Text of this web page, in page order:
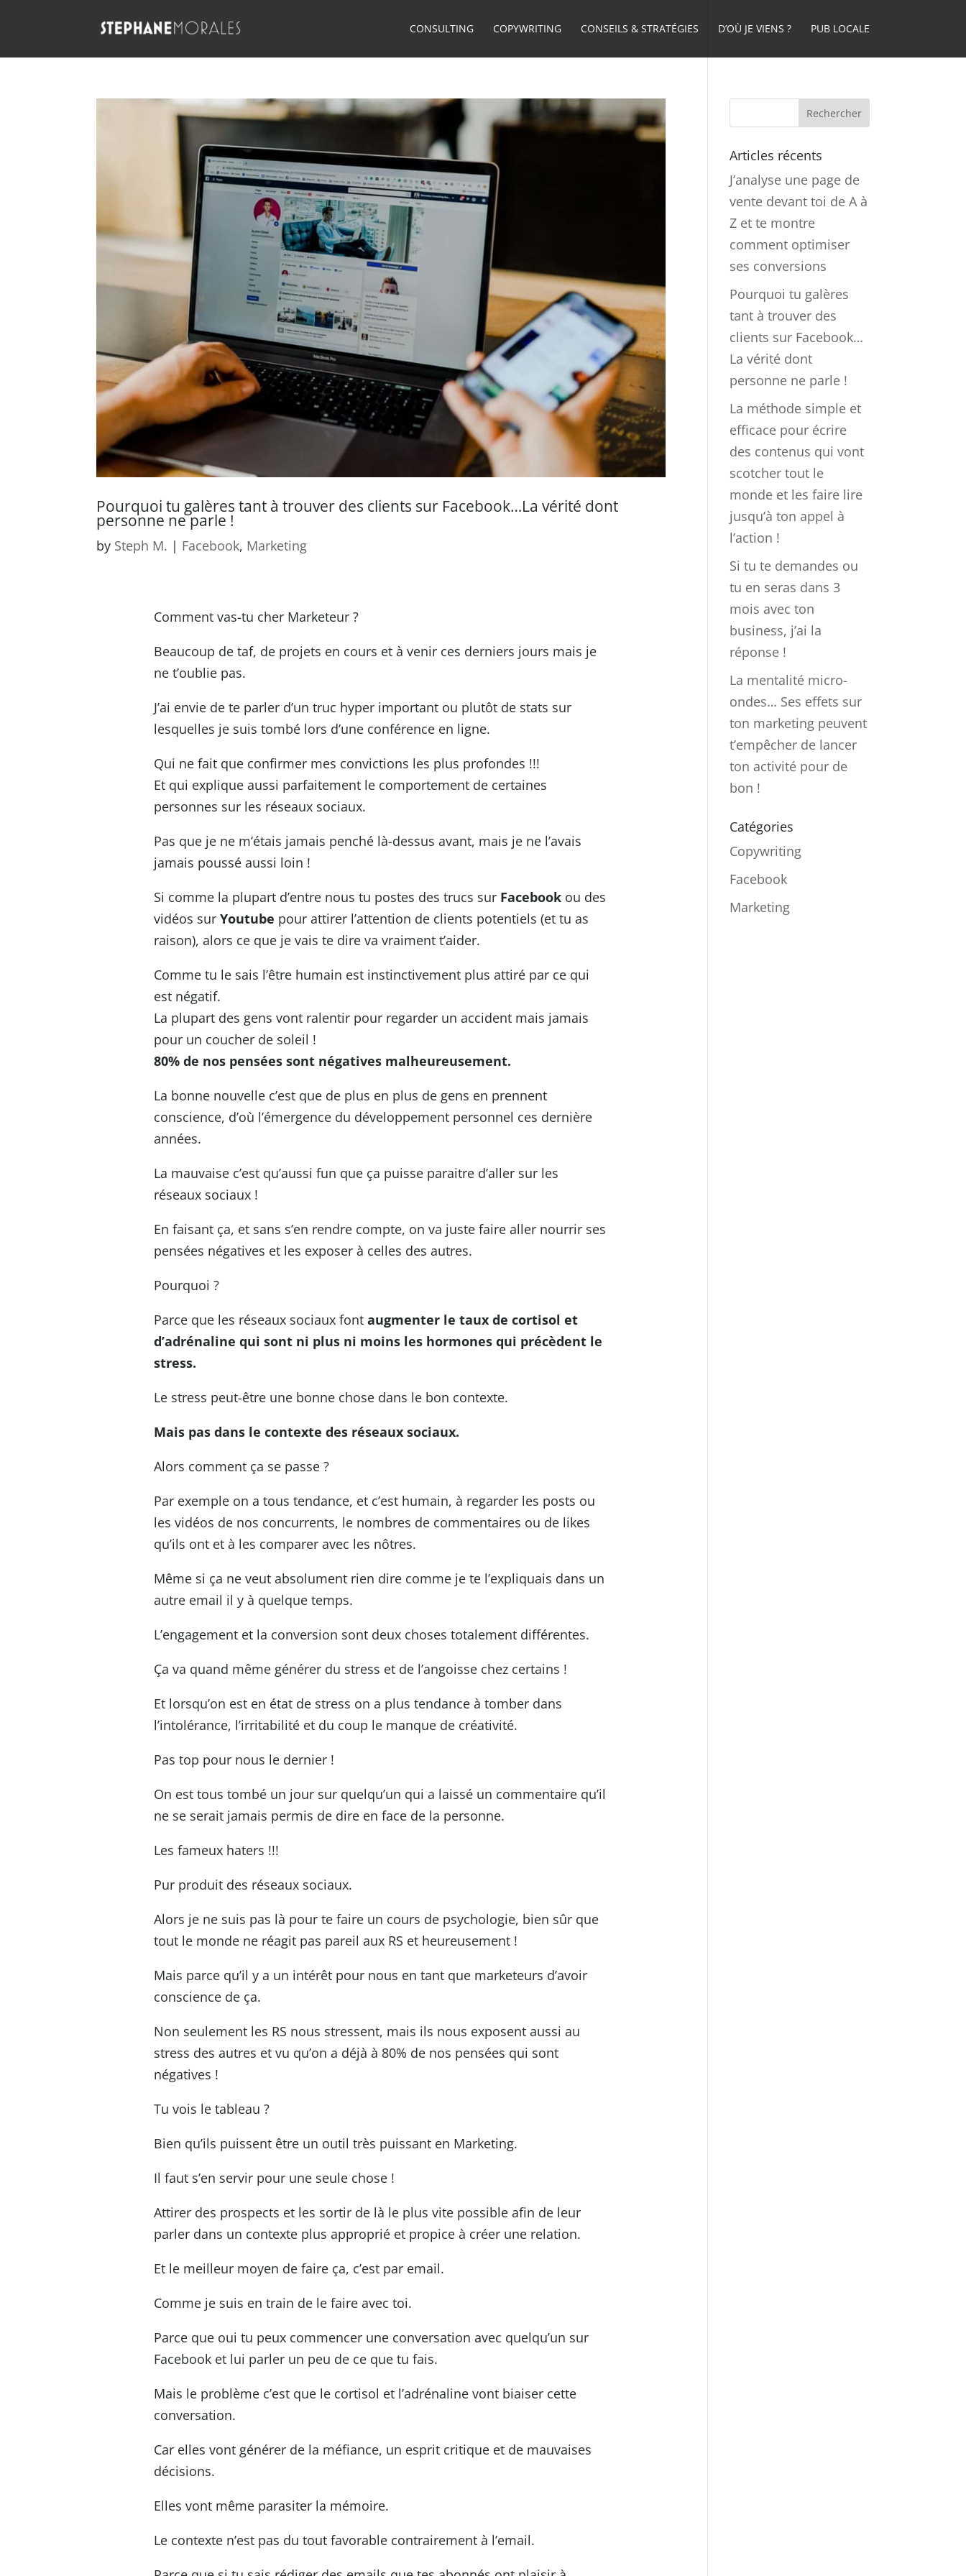
CONSULTING COPYWRITING CONSEILS & STRATÉGIES D’OÙ JE VIENS ? PUB LOCALE
Pourquoi tu galères tant à trouver des clients sur Facebook…La vérité dont
personne ne parle !
by Steph M. | Facebook, Marketing
Comment vas-tu cher Marketeur ?
Beaucoup de taf, de projets en cours et à venir ces derniers jours mais je
ne t’oublie pas.
J’ai envie de te parler d’un truc hyper important ou plutôt de stats sur
lesquelles je suis tombé lors d’une conférence en ligne.
Qui ne fait que confirmer mes convictions les plus profondes !!!
Et qui explique aussi parfaitement le comportement de certaines
personnes sur les réseaux sociaux.
Pas que je ne m’étais jamais penché là-dessus avant, mais je ne l’avais
jamais poussé aussi loin !
Si comme la plupart d’entre nous tu postes des trucs sur Facebookou des
vidéos sur Youtube pour attirer l’attention de clients potentiels (et tu as
raison), alors ce que je vais te dire va vraiment t’aider.
Comme tu le sais l’être humain est instinctivement plus attiré par ce qui
est négatif.
La plupart des gens vont ralentir pour regarder un accident mais jamais
pour un coucher de soleil !
80% de nos pensées sont négatives malheureusement.
La bonne nouvelle c’est que de plus en plus de gens en prennent
conscience, d’où l’émergence du développement personnel ces dernière
années.
La mauvaise c’est qu’aussi fun que ça puisse paraitre d’aller sur les
réseaux sociaux !
En faisant ça, et sans s’en rendre compte, on va juste faire aller nourrir ses
pensées négatives et les exposer à celles des autres.
Pourquoi ?
Parce que les réseaux sociaux font augmenter le taux de cortisol et
d’adrénaline qui sont ni plus ni moins les hormones qui précèdent le
stress.
Le stress peut-être une bonne chose dans le bon contexte.
Mais pas dans le contexte des réseaux sociaux.
Alors comment ça se passe ?
Par exemple on a tous tendance, et c’est humain, à regarder les posts ou
les vidéos de nos concurrents, le nombres de commentaires ou de likes
qu’ils ont et à les comparer avec les nôtres.
Même si ça ne veut absolument rien dire comme je te l’expliquais dans un
autre email il y à quelque temps.
L’engagement et la conversion sont deux choses totalement différentes.
Ça va quand même générer du stress et de l’angoisse chez certains !
Et lorsqu’on est en état de stress on a plus tendance à tomber dans
l’intolérance, l’irritabilité et du coup le manque de créativité.
Pas top pour nous le dernier !
On est tous tombé un jour sur quelqu’un qui a laissé un commentaire qu’il
ne se serait jamais permis de dire en face de la personne.
Les fameux haters !!!
Pur produit des réseaux sociaux.
Alors je ne suis pas là pour te faire un cours de psychologie, bien sûr que
tout le monde ne réagit pas pareil aux RS et heureusement !
Mais parce qu’il y a un intérêt pour nous en tant que marketeurs d’avoir
conscience de ça.
Non seulement les RS nous stressent, mais ils nous exposent aussi au
stress des autres et vu qu’on a déjà à 80% de nos pensées qui sont
négatives !
Tu vois le tableau ?
Bien qu’ils puissent être un outil très puissant en Marketing.
Il faut s’en servir pour une seule chose !
Attirer des prospects et les sortir de là le plus vite possible afin de leur
parler dans un contexte plus approprié et propice à créer une relation.
Et le meilleur moyen de faire ça, c’est par email.
Comme je suis en train de le faire avec toi.
Parce que oui tu peux commencer une conversation avec quelqu’un sur
Facebook et lui parler un peu de ce que tu fais.
Mais le problème c’est que le cortisol et l’adrénaline vont biaiser cette
conversation.
Car elles vont générer de la méfiance, un esprit critique et de mauvaises
décisions.
Elles vont même parasiter la mémoire.
Le contexte n’est pas du tout favorable contrairement à l’email.
Articles récents
J’analyse une page de
vente devant toi de A à
Z et te montre
comment optimiser
ses conversions
Pourquoi tu galères
tant à trouver des
clients sur Facebook…
La vérité dont
personne ne parle !
La méthode simple et
efficace pour écrire
des contenus qui vont
scotcher tout le
monde et les faire lire
jusqu’à ton appel à
l’action !
Si tu te demandes ou
tu en seras dans 3
mois avec ton
business, j’ai la
réponse !
La mentalité micro-
ondes… Ses effets sur
ton marketing peuvent
t’empêcher de lancer
ton activité pour de
bon !
Catégories
Copywriting
Facebook
Marketing